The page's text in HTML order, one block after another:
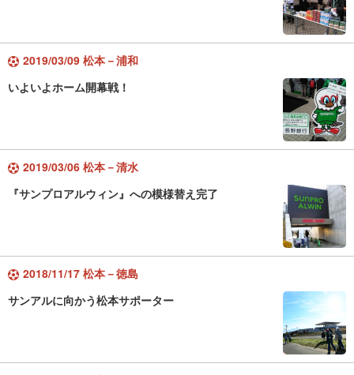
2019/03/09 松本－浦和
いよいよホーム開幕戦！
2019/03/06 松本－清水
『サンプロアルウィン』への模様替え完了
2018/11/17 松本－徳島
サンアルに向かう松本サポーター